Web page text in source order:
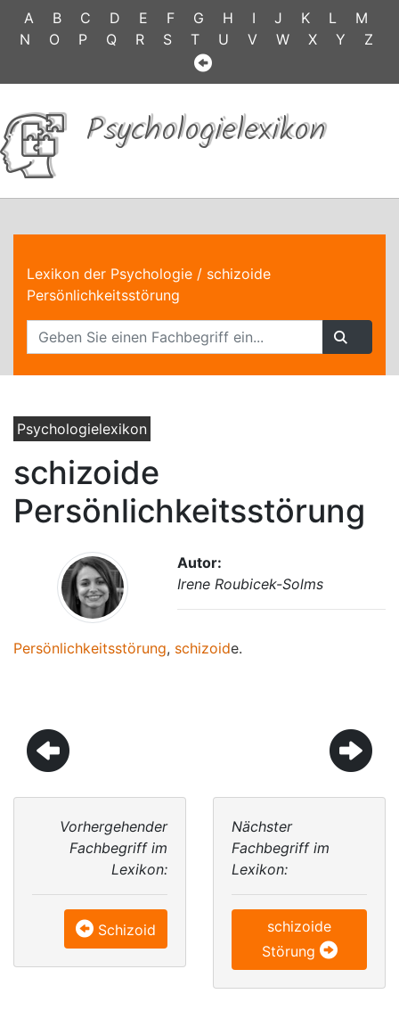
A B C D E F G H I J K L
M
N
O P Q R S T U V W X Y Z
Psychologielexikon
Lexikon der Psychologie / schizoide
Persönlichkeitsstörung
Psychologielexikon
schizoide
Persönlichkeitsstörung
Autor:
Irene Roubicek-Solms
Persönlichkeitsstörung, schizoide.
Vorhergehender
Fachbegriff im
Lexikon:
Schizoid
Nächster
Fachbegriff im
Lexikon:
schizoide
Störung